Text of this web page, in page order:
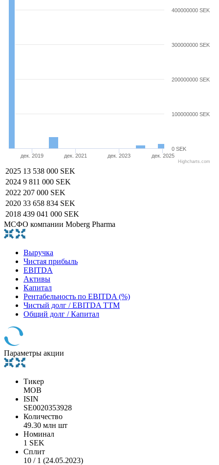
дек. 2019 дек. 2021 дек. 2023 дек. 2025
0 SEK
100000000 SEK
200000000 SEK
300000000 SEK
400000000 SEK
Highcharts.com
2025 13 538 000 SEK
2024 9 811 000 SEK
2022 207 000 SEK
2020 33 658 834 SEK
2018 439 041 000 SEK
МСФО компании Moberg Pharma
Выручка
Чистая прибыль
EBITDA
Активы
Капитал
Рентабельность по EBITDA (%)
Чистый долг / EBITDA TTM
Общий долг / Капитал
Параметры акции
Тикер
MOB
ISIN
SE0020353928
Количество
49.30 млн шт
Номинал
1 SEK
Сплит
10 / 1 (24.05.2023)